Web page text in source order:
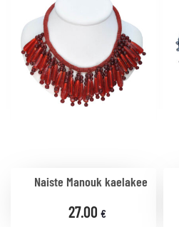
Naiste Manouk kaelakee
27.00 €